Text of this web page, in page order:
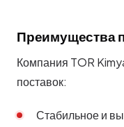
Преимущества
Компания TOR
поставок:
Стабильное и